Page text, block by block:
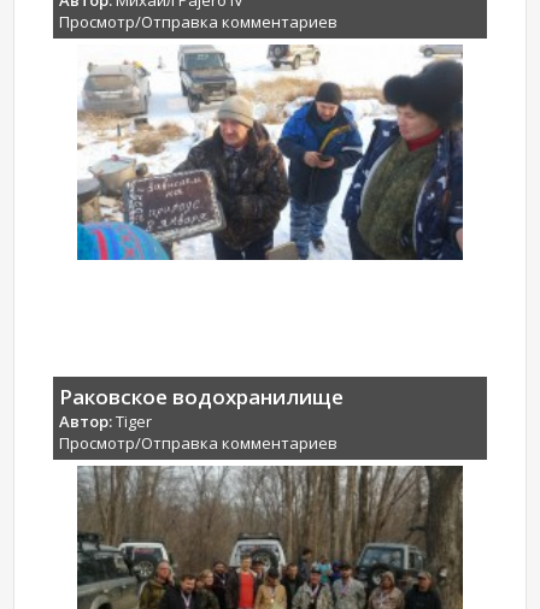
Просмотр/Отправка комментариев
Раковское водохранилище
Автор:Tiger
Просмотр/Отправка комментариев